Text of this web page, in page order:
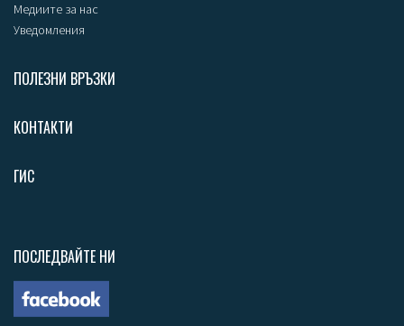
Медиите за нас
Уведомления
ПОЛЕЗНИ ВРЪЗКИ
КОНТАКТИ
ГИС
ПОСЛЕДВАЙТЕ НИ